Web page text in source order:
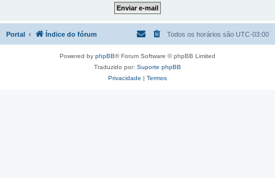
Portal Índice do fórum Todos os horários são UTC-03:00
Powered by phpBB® Forum Software © phpBB Limited
Traduzido por: Suporte phpBB
Privacidade | Termos